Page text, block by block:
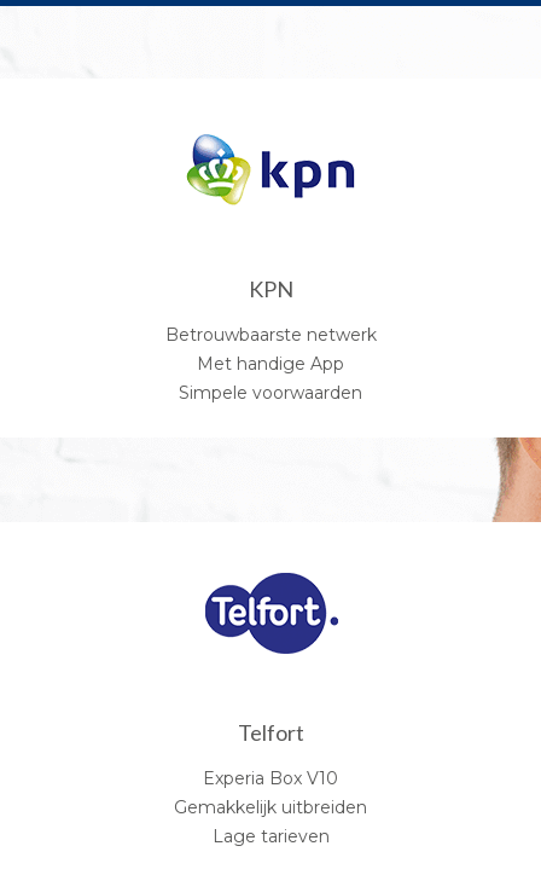
KPN
Betrouwbaarste netwerk
Met handige App
Simpele voorwaarden
Telfort
Experia Box V10
Gemakkelijk uitbreiden
Lage tarieven